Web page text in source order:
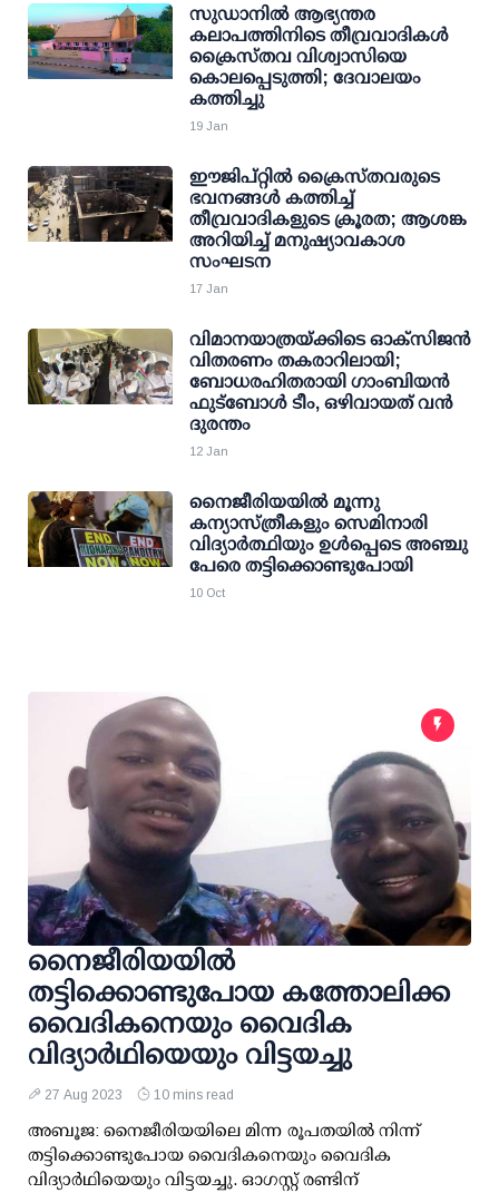
സുഡാനില്‍ ആഭ്യന്തര
കലാപത്തിനിടെ തീവ്രവാദികള്‍
ക്രൈസ്തവ വിശ്വാസിയെ
കൊലപ്പെടുത്തി; ദേവാലയം
കത്തിച്ചു
19 Jan
ഈജിപ്റ്റില്‍ ക്രൈസ്തവരുടെ
ഭവനങ്ങള്‍ കത്തിച്ച്
തീവ്രവാദികളുടെ ക്രൂരത; ആശങ്ക
അറിയിച്ച് മനുഷ്യാവകാശ
സംഘടന
17 Jan
വിമാനയാത്രയ്ക്കിടെ ഓക്‌സിജന്‍
വിതരണം തകരാറിലായി;
ബോധരഹിതരായി ഗാംബിയന്‍
ഫുട്‌ബോള്‍ ടീം, ഒഴിവായത് വന്‍
ദുരന്തം
12 Jan
നൈജീരിയയില്‍ മൂന്നു
കന്യാസ്ത്രീകളും സെമിനാരി
വിദ്യാര്‍ത്ഥിയും ഉള്‍പ്പെടെ അഞ്ചു
പേരെ തട്ടിക്കൊണ്ടുപോയി
10 Oct
നൈജീരിയയില്‍
തട്ടിക്കൊണ്ടുപോയ കത്തോലിക്ക
വൈദികനെയും വൈദിക
വിദ്യാര്‍ഥിയെയും വിട്ടയച്ചു
27 Aug 2023 10 mins read
അബൂജ: നൈജീരിയയിലെ മിന്ന രൂപതയില്‍ നിന്ന്
തട്ടിക്കൊണ്ടുപോയ വൈദികനെയും വൈദിക
വിദ്യാര്‍ഥിയെയും വിട്ടയച്ചു. ഓഗസ്റ്റ് രണ്ടിന്